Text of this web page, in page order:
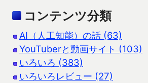
コンテンツ分類
AI（人工知能）の話 (63)
YouTuberと動画サイト (103)
いろいろ (383)
いろいろレビュー (27)